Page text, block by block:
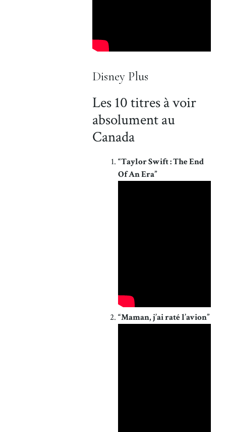
Disney Plus
Les 10 titres à voir
absolument au
Canada
“Taylor Swift : The End
Of An Era”
“Maman, j’ai raté l’avion”